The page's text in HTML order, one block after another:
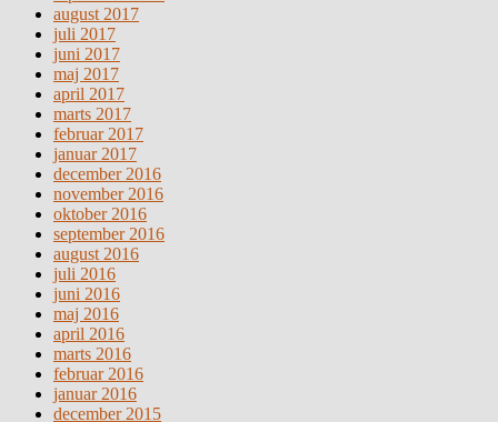
august 2017
juli 2017
juni 2017
maj 2017
april 2017
marts 2017
februar 2017
januar 2017
december 2016
november 2016
oktober 2016
september 2016
august 2016
juli 2016
juni 2016
maj 2016
april 2016
marts 2016
februar 2016
januar 2016
december 2015